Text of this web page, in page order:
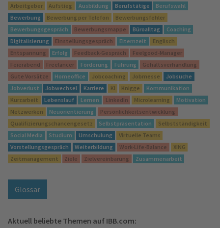
Arbeitgeber Aufstieg Ausbildung Berufstätige
Berufswahl
Bewerbung
Bewerbung per Telefon
Bewerbungsfehler
Bewerbungsgespräch
Bewerbungsmappe Büroalltag
Coaching
Digitalisierung
Einstellungsgespräch Elternzeit
Englisch
Entspannung
Erfolg Feedback-Gespräch
Feelgood-Manager
Feierabend
Freelancer Förderung Führung
Gehaltsverhandlung
Gute Vorsätze
Homeoffice Jobcoaching Jobmesse
Jobsuche
Jobverlust
Jobwechsel Karriere KI Knigge
Kommunikation
Kurzarbeit
Lebenslauf Lernen LinkedIn Microlearning
Motivation
Netzwerken
Neuorientierung
Persönlichkeitsentwicklung
Qualifizierungschancengesetz
Selbstpräsentation
Selbstständigkeit
Social Media
Studium Umschulung
Virtuelle Teams
Vorstellungsgespräch
Weiterbildung Work-Life-Balance
XING
Zeitmanagement
Ziele Zielvereinbarung Zusammenarbeit
Glossar
Aktuell beliebte Themen auf IBB.com: